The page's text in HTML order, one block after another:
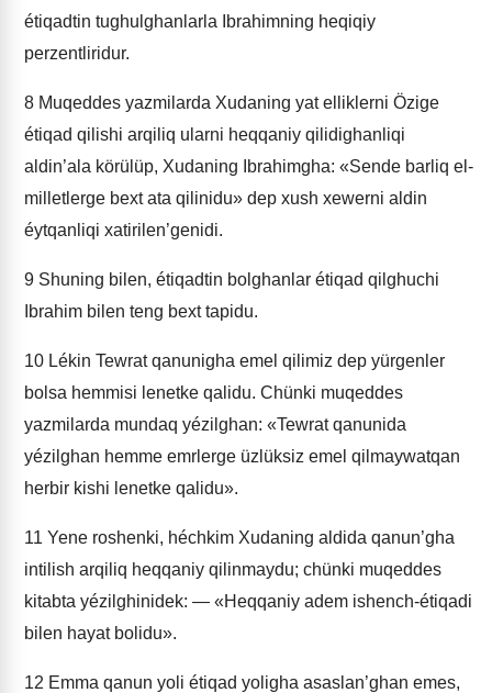
étiqadtin tughulghanlarla Ibrahimning heqiqiy
perzentliridur.
8 Muqeddes yazmilarda Xudaning yat elliklerni Özige
étiqad qilishi arqiliq ularni heqqaniy qilidighanliqi
aldin’ala körülüp, Xudaning Ibrahimgha: «Sende barliq el-
milletlerge bext ata qilinidu» dep xush xewerni aldin
éytqanliqi xatirilen’genidi.
9 Shuning bilen, étiqadtin bolghanlar étiqad qilghuchi
Ibrahim bilen teng bext tapidu.
10 Lékin Tewrat qanunigha emel qilimiz dep yürgenler
bolsa hemmisi lenetke qalidu. Chünki muqeddes
yazmilarda mundaq yézilghan: «Tewrat qanunida
yézilghan hemme emrlerge üzlüksiz emel qilmaywatqan
herbir kishi lenetke qalidu».
11 Yene roshenki, héchkim Xudaning aldida qanun’gha
intilish arqiliq heqqaniy qilinmaydu; chünki muqeddes
kitabta yézilghinidek: — «Heqqaniy adem ishench-étiqadi
bilen hayat bolidu».
12 Emma qanun yoli étiqad yoligha asaslan’ghan emes,